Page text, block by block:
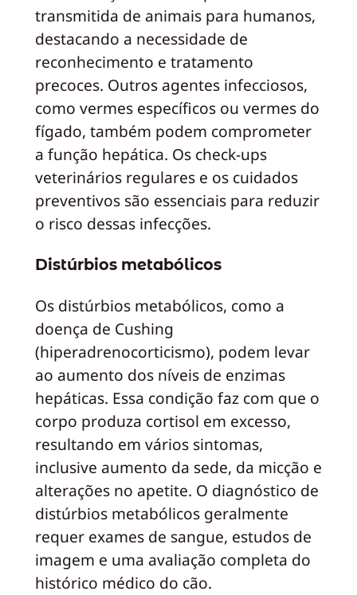
transmitida de animais para humanos,
destacando a necessidade de
reconhecimento e tratamento
precoces. Outros agentes infecciosos,
como vermes específicos ou vermes do
fígado, também podem comprometer
a função hepática. Os check-ups
veterinários regulares e os cuidados
preventivos são essenciais para reduzir
o risco dessas infecções.
Distúrbios metabólicos
Os distúrbios metabólicos, como a
doença de Cushing
(hiperadrenocorticismo), podem levar
ao aumento dos níveis de enzimas
hepáticas. Essa condição faz com que o
corpo produza cortisol em excesso,
resultando em vários sintomas,
inclusive aumento da sede, da micção e
alterações no apetite. O diagnóstico de
distúrbios metabólicos geralmente
requer exames de sangue, estudos de
imagem e uma avaliação completa do
histórico médico do cão.